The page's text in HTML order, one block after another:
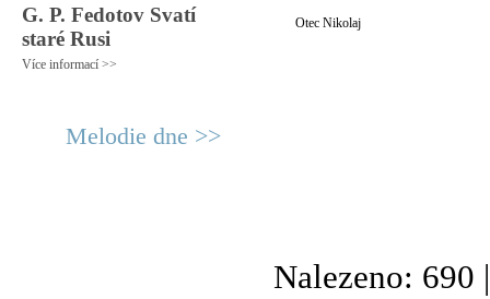
G. P. Fedotov Svatí
staré Rusi
Více informací >>
Melodie dne >>
Otec Nikolaj
Nalezeno: 690